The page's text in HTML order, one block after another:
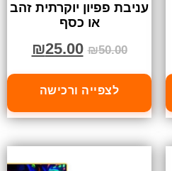
עניבת פפיון יוקרתית זהב
או כסף
₪50.00
₪25.00
לצפייה ורכישה